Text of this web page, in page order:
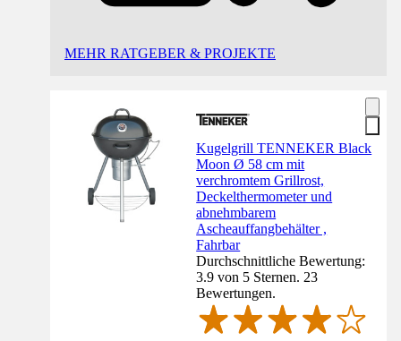
MEHR RATGEBER & PROJEKTE
Kugelgrill TENNEKER Black
Moon Ø 58 cm mit
verchromtem Grillrost,
Deckelthermometer und
abnehmbarem
Ascheauffangbehälter ,
Fahrbar
Durchschnittliche Bewertung:
3.9 von 5 Sternen. 23
Bewertungen.